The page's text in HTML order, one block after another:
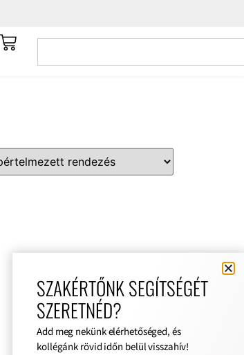
SZAKÉRTŐNK SEGÍTSÉGÉT
SZERETNÉD?
Add meg nekünk elérhetőséged, és
kollégánk rövid időn belül visszahív!